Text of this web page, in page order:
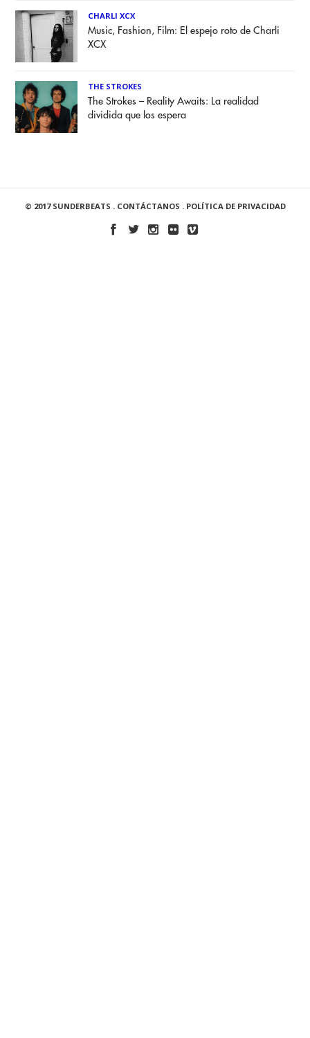
CHARLI XCX
Music, Fashion, Film: El espejo roto de Charli
XCX
THE STROKES
The Strokes – Reality Awaits: La realidad
dividida que los espera
© 2017 SUNDERBEATS . CONTÁCTANOS . POLÍTICA DE PRIVACIDAD